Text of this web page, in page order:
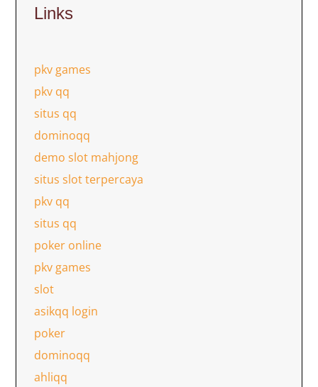
Links
pkv games
pkv qq
situs qq
dominoqq
demo slot mahjong
situs slot terpercaya
pkv qq
situs qq
poker online
pkv games
slot
asikqq login
poker
dominoqq
ahliqq